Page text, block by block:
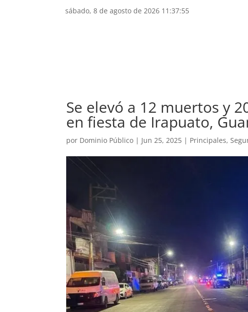
sábado, 8 de agosto de 2026 11:37:56
Se elevó a 12 muertos y
en fiesta de Irapuato,
por Dominio Público | Jun 25, 2025 | Principales,